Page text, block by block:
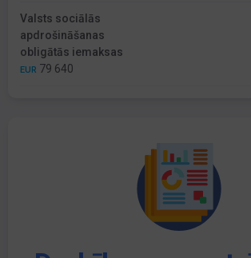
Valsts sociālās
apdrošināšanas
obligātās iemaksas
EUR 79 640